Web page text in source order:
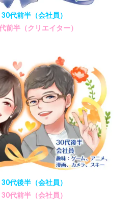
30代前半（会社員）
前半（クリエイター）
30代後半（会社員）
30代前半（会社員）